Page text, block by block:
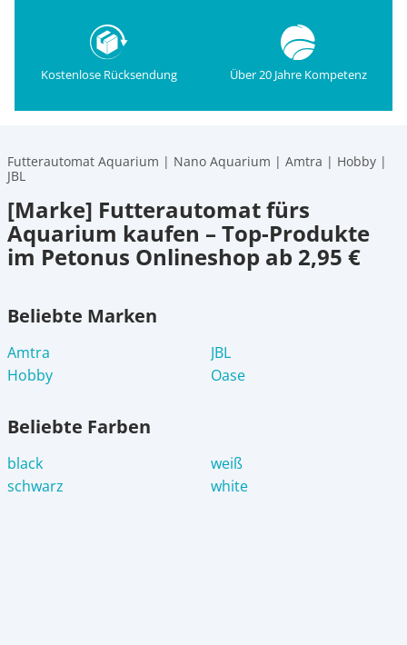
Kostenlose Rücksendung Über 20 Jahre Kompetenz
Futterautomat Aquarium | Nano Aquarium | Amtra | Hobby |
JBL
[Marke] Futterautomat fürs
Aquarium kaufen – Top-Produkte
im Petonus Onlineshop ab 2,95 €
Beliebte Marken
Amtra
Hobby
JBL
Oase
Beliebte Farben
black
schwarz
weiß
white